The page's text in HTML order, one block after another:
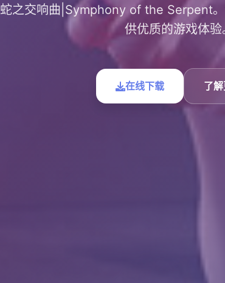
蛇之交响曲|Symphony of the Serpent
供优质的游戏体验
在线下载 了